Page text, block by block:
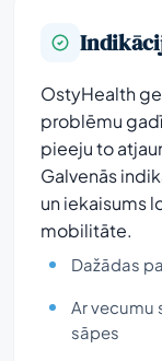
OstyHealth
problēmu
pieeju to
Galvenās
un iekaisums
mobilitāte.
Dažādas
Ar vecumu
sāpes